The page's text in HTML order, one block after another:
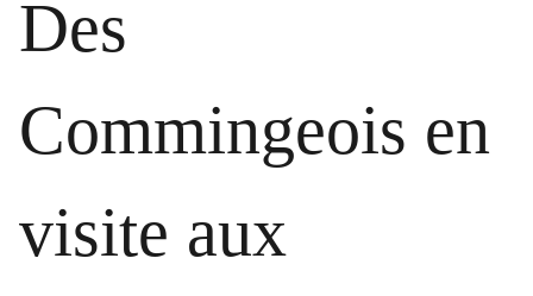
Des
Commingeois en
visite aux